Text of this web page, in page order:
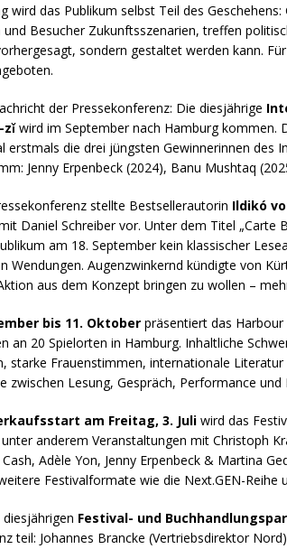
wird das Publikum selbst Teil des
und Besucher Zukunftsszenarien, treffen
sondern gestaltet werden kann.
der Pressekonferenz: Die diesjährige
zǐwird im September nach Hamburg kommen.
erstmals die drei jüngsten Gewinnerinnen des
Jenny Erpenbeck (2024), Banu Mushtaq
stellte Bestsellerautorin Ildikó
Daniel Schreiber vor. Unter dem Titel „Carte
am 18. September kein klassischer
Wendungen. Augenzwinkernd kündigte von
aus dem Konzept bringen zu wollen –
bis 11. Oktober präsentiert das
an 20 Spielorten in Hamburg. Inhaltliche
starke Frauenstimmen, internationale
zwischen Lesung, Gespräch, Performance und
am Freitag, 3. Juli wird das
anderem Veranstaltungen mit Christoph
Adèle Yon, Jenny Erpenbeck & Martina
Festivalformate wie die Next.GEN-Reihe
Festival- und
teil: Johannes Brancke (Vertriebsdirektor